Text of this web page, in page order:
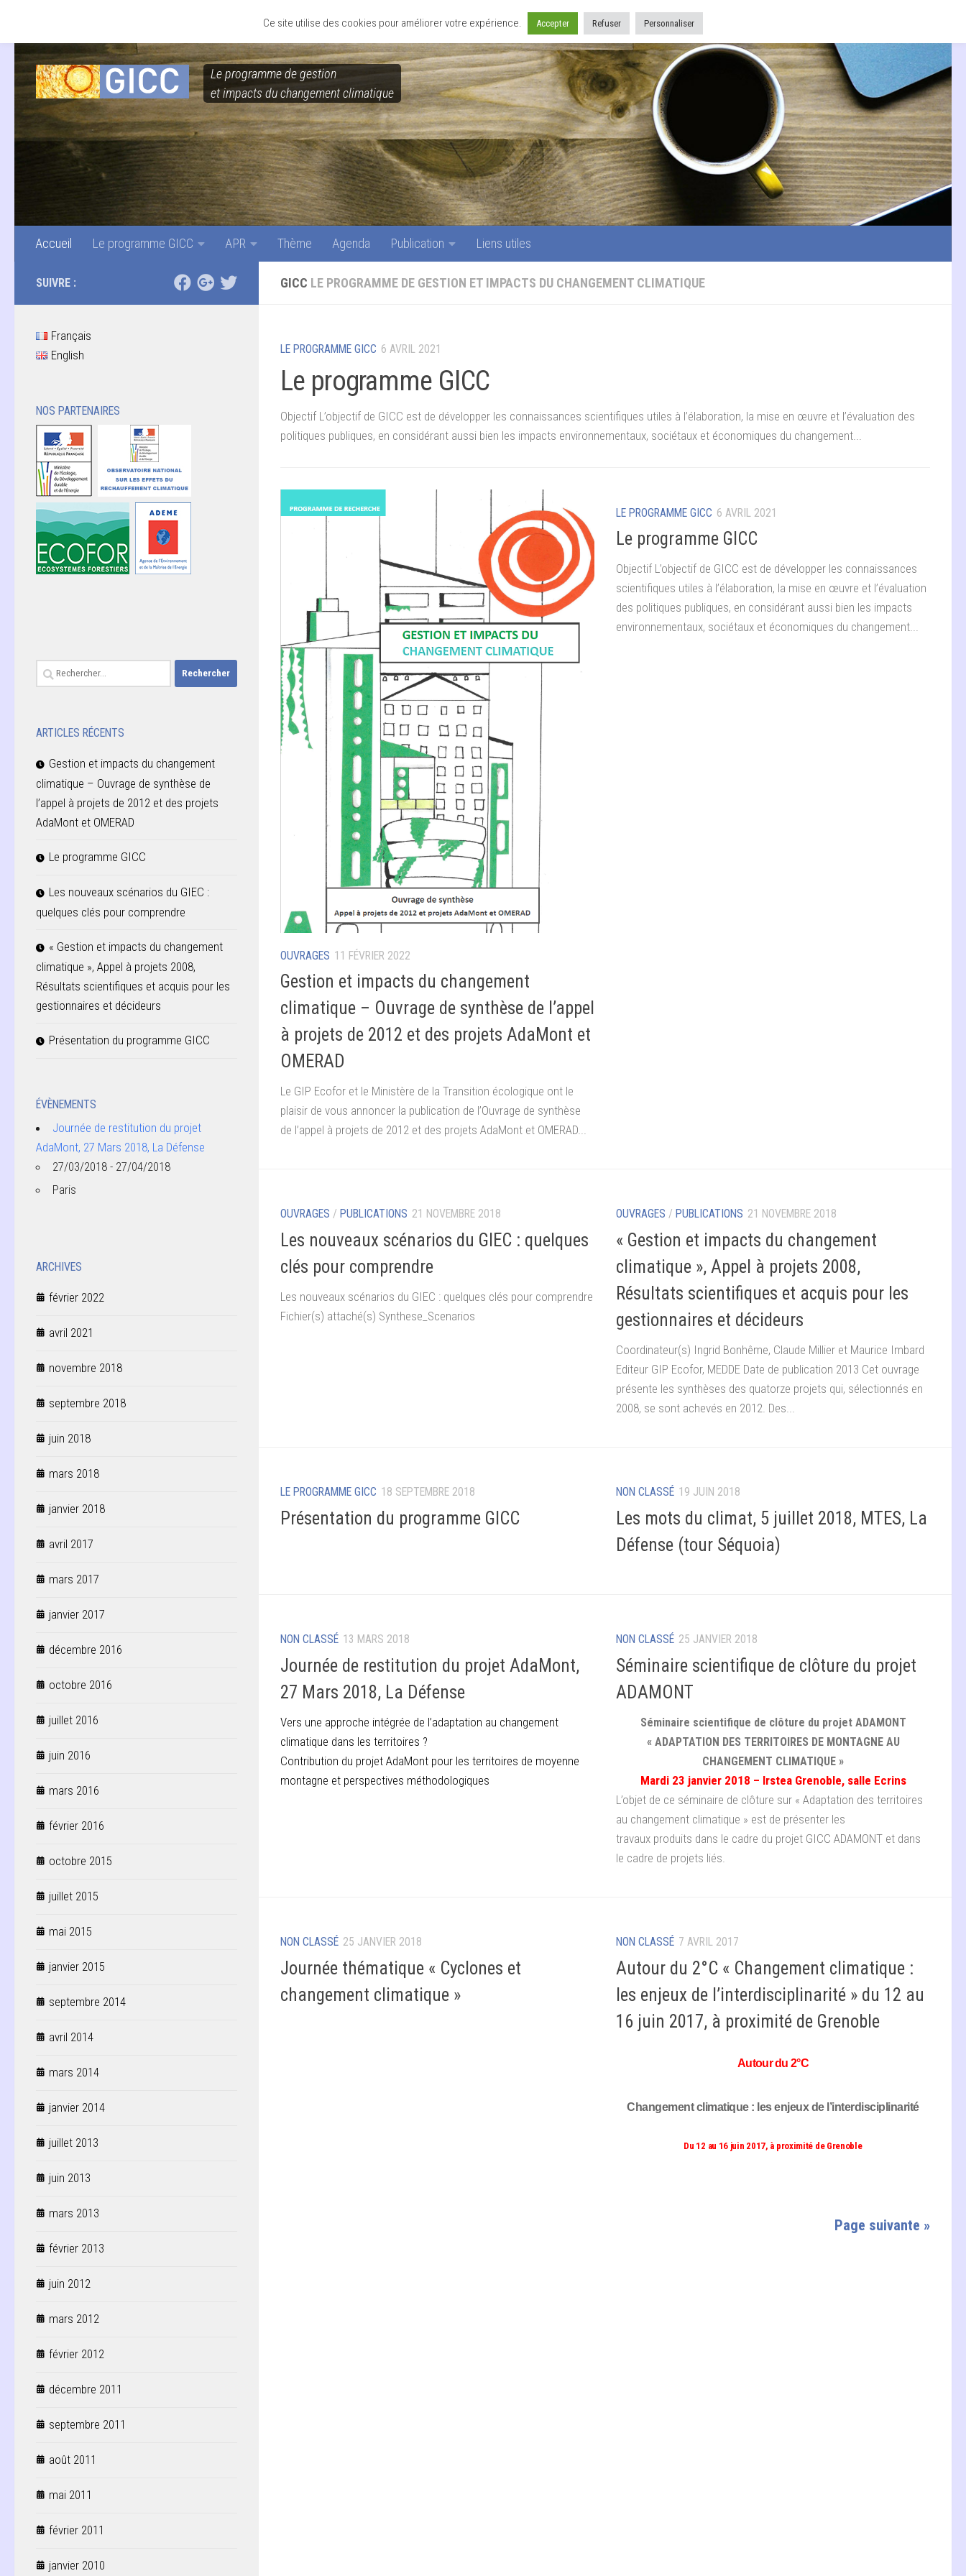
Thème Agenda Publication Liens utiles
Le programme de gestion
et impacts du changement climatique
Accueil Le programme GICC APR Thème Agenda Publication Liens utiles
GICC LE PROGRAMME DE GESTION ET IMPACTS DU CHANGEMENT CLIMATIQUE
LE PROGRAMME GICC 6 AVRIL 2021
Le programme GICC
Objectif L’objectif de GICC est de développer les connaissances scientifiques utiles à l’élaboration, la mise en œuvre et l’évaluation des
politiques publiques, en considérant aussi bien les impacts environnementaux, sociétaux et économiques du changement...
OUVRAGES 11 FÉVRIER 2022
Gestion et impacts du changement
climatique – Ouvrage de synthèse de l’appel
à projets de 2012 et des projets AdaMont et
OMERAD
Le GIP Ecofor et le Ministère de la Transition écologique ont le
plaisir de vous annoncer la publication de l’Ouvrage de synthèse
de l’appel à projets de 2012 et des projets AdaMont et OMERAD...
LE PROGRAMME GICC 6 AVRIL 2021
Le programme GICC
Objectif L’objectif de GICC est de développer les connaissances
scientifiques utiles à l’élaboration, la mise en œuvre et l’évaluation
des politiques publiques, en considérant aussi bien les impacts
environnementaux, sociétaux et économiques du changement...
OUVRAGES / PUBLICATIONS 21 NOVEMBRE 2018
Les nouveaux scénarios du GIEC : quelques
clés pour comprendre
Les nouveaux scénarios du GIEC : quelques clés pour comprendre
Fichier(s) attaché(s) Synthese_Scenarios
OUVRAGES / PUBLICATIONS 21 NOVEMBRE 2018
« Gestion et impacts du changement
climatique », Appel à projets 2008,
Résultats scientifiques et acquis pour les
gestionnaires et décideurs
Coordinateur(s) Ingrid Bonhême, Claude Millier et Maurice Imbard
Editeur GIP Ecofor, MEDDE Date de publication 2013 Cet ouvrage
présente les synthèses des quatorze projets qui, sélectionnés en
2008, se sont achevés en 2012. Des...
LE PROGRAMME GICC 18 SEPTEMBRE 2018
Présentation du programme GICC
NON CLASSÉ 19 JUIN 2018
Les mots du climat, 5 juillet 2018, MTES, La
Défense (tour Séquoia)
NON CLASSÉ 13 MARS 2018
Journée de restitution du projet AdaMont,
27 Mars 2018, La Défense
Vers une approche intégrée de l’adaptation au changement
climatique dans les territoires ?
Contribution du projet AdaMont pour les territoires de moyenne
montagne et perspectives méthodologiques
NON CLASSÉ 25 JANVIER 2018
Séminaire scientifique de clôture du projet
ADAMONT
Séminaire scientifique de clôture du projet ADAMONT
« ADAPTATION DES TERRITOIRES DE MONTAGNE AU
CHANGEMENT CLIMATIQUE »
Mardi 23 janvier 2018 – Irstea Grenoble, salle Ecrins
L’objet de ce séminaire de clôture sur « Adaptation des territoires
au changement climatique » est de présenter les
travaux produits dans le cadre du projet GICC ADAMONT et dans
le cadre de projets liés.
NON CLASSÉ 25 JANVIER 2018
Journée thématique « Cyclones et
changement climatique »
NON CLASSÉ 7 AVRIL 2017
Autour du 2°C « Changement climatique :
les enjeux de l’interdisciplinarité » du 12 au
16 juin 2017, à proximité de Grenoble
Autour du 2°C
Changement climatique : les enjeux de l’interdisciplinarité
Du 12 au 16 juin 2017, à proximité de Grenoble
Page suivante »
SUIVRE :
Français
English
NOS PARTENAIRES
Rechercher :
ARTICLES RÉCENTS
Gestion et impacts du changement
climatique – Ouvrage de synthèse de
l’appel à projets de 2012 et des projets
AdaMont et OMERAD
Le programme GICC
Les nouveaux scénarios du GIEC :
quelques clés pour comprendre
« Gestion et impacts du changement
climatique », Appel à projets 2008,
Résultats scientifiques et acquis pour les
gestionnaires et décideurs
Présentation du programme GICC
ÉVÈNEMENTS
Journée de restitution du projet
AdaMont, 27 Mars 2018, La Défense
27/03/2018 - 27/04/2018
Paris
ARCHIVES
février 2022
avril 2021
novembre 2018
septembre 2018
juin 2018
mars 2018
janvier 2018
avril 2017
mars 2017
janvier 2017
décembre 2016
octobre 2016
juillet 2016
juin 2016
mars 2016
février 2016
octobre 2015
juillet 2015
mai 2015
janvier 2015
septembre 2014
avril 2014
mars 2014
janvier 2014
juillet 2013
juin 2013
mars 2013
février 2013
juin 2012
mars 2012
février 2012
décembre 2011
septembre 2011
août 2011
mai 2011
février 2011
janvier 2010
Ce site utilise des cookies pour améliorer votre expérience. Accepter Refuser Personnaliser